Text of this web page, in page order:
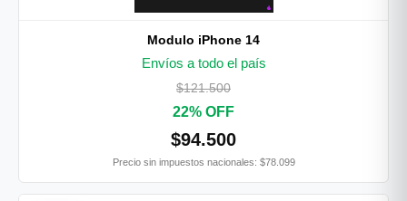
Modulo iPhone 14
Envíos a todo el país
$121.500
22% OFF
$94.500
Precio sin impuestos nacionales: $78.099